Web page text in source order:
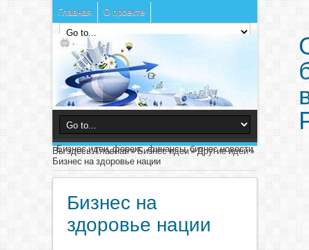
Главная О проекте
Бизнес идеи, форекс, финансы, бизнес новости
Вы здесь:Главная»Бизнес идеи»Другие идеи»
Бизнес на здоровье нации
Бизнес на
здоровье нации